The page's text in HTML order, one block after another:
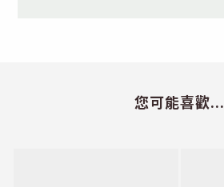
您可能喜歡...